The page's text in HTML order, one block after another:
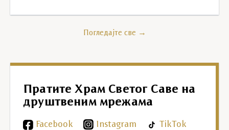
Погледајте све →
Пратите Храм Светог Саве на
друштвеним мрежама
Facebook Instagram TikTok